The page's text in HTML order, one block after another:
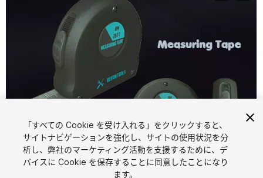
/6
「すべての Cookie を受け入れる」をクリックすると、
サイトナビゲーションを強化し、サイトの使用状況を分
析し、弊社のマーケティング活動を支援するために、デ
バイスに Cookie を保存することに同意したことになり
ます。